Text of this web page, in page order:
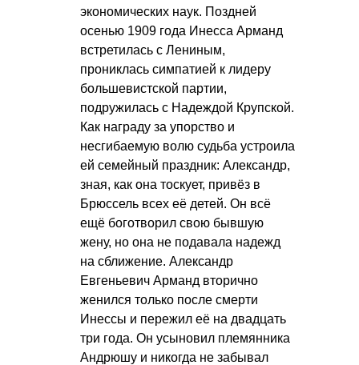
экономических наук. Поздней
осенью 1909 года Инесса Арманд
встретилась с Лениным,
прониклась симпатией к лидеру
большевистской партии,
подружилась с Надеждой Крупской.
Как награду за упорство и
несгибаемую волю судьба устроила
ей семейный праздник: Александр,
зная, как она тоскует, привёз в
Брюссель всех её детей. Он всё
ещё боготворил свою бывшую
жену, но она не подавала надежд
на сближение. Александр
Евгеньевич Арманд вторично
женился только после смерти
Инессы и пережил её на двадцать
три года. Он усыновил племянника
Андрюшу и никогда не забывал